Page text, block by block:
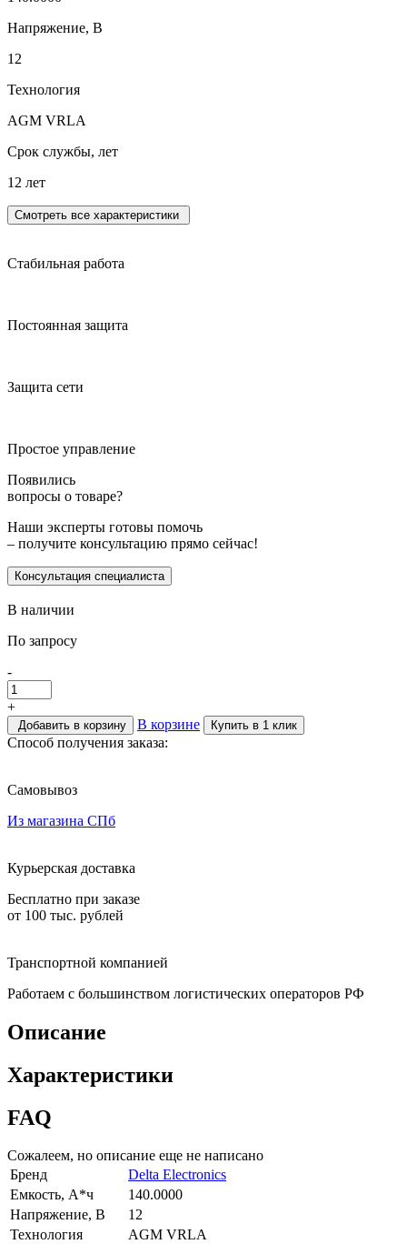
Напряжение, В
12
Технология
AGM VRLA
Срок службы, лет
12 лет
Смотреть все характеристики
Стабильная работа
Постоянная защита
Защита сети
Простое управление
Появились
вопросы о товаре?
Наши эксперты готовы помочь
– получите консультацию прямо сейчас!
Консультация специалиста
В наличии
По запросу
-
+
Добавить в корзину В корзине Купить в 1 клик
Способ получения заказа:
Самовывоз
Из магазина СПб
Курьерская доставка
Бесплатно при заказе
от 100 тыс. рублей
Транспортной компанией
Работаем с большинством логистических операторов РФ
Описание
Характеристики
FAQ
Сожалеем, но описание еще не написано
Бренд
Delta Electronics
Емкость, А*ч
140.0000
Напряжение, В
12
Технология
AGM VRLA